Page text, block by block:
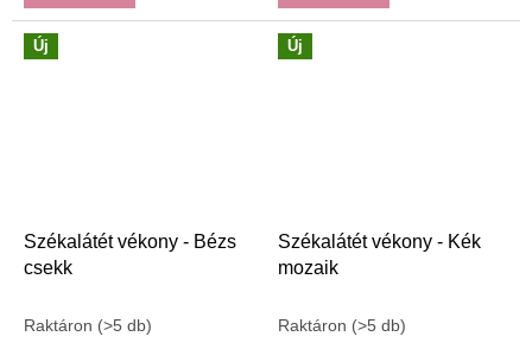
Új
Székalátét vékony - Bézs
csekk
Raktáron (>5 db)
Új
Székalátét vékony - Kék
mozaik
Raktáron (>5 db)